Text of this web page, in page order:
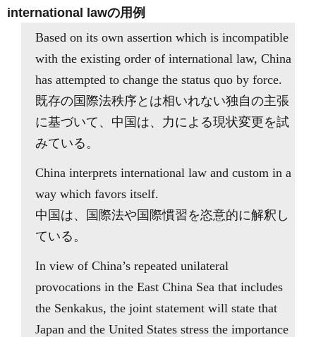
international lawの用例
Based on its own assertion which is incompatible
with the existing order of international law, China
has attempted to change the status quo by force.
既存の国際法秩序とは相いれない独自の主張
に基づいて、中国は、力による現状変更を試
みている。
China interprets international law and custom in a
way which favors itself.
中国は、国際法や国際慣習を恣意的に解釈し
ている。
In view of China’s repeated unilateral
provocations in the East China Sea that includes
the Senkakus, the joint statement will state that
Japan and the United States stress the importance